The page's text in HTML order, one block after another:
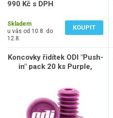
990 Kč s DPH
Skladem
u vás od 10.8. do
12.8.
KOUPIT
Koncovky řidítek ODI "Push-
in" pack 20 ks Purple,